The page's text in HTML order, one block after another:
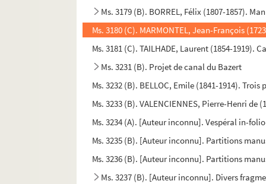
Ms. 3179 (B). BORREL, Félix (1807-1857).
Ms. 3180 (C). MARMONTEL, Jean-François
Ms. 3181 (C). TAILHADE, Laurent (1854-1919).
Ms. 3231 (B). Projet de canal du Bazert
Ms. 3232 (B). BELLOC, Emile (1841-1914).
Ms. 3233 (B). VALENCIENNES, Pierre-Henri
Ms. 3234 (A). [Auteur inconnu]. Vespéral in-folio
Ms. 3235 (B). [Auteur inconnu]. Partitions
Ms. 3236 (B). [Auteur inconnu]. Partitions
Ms. 3237 (B). [Auteur inconnu]. Divers